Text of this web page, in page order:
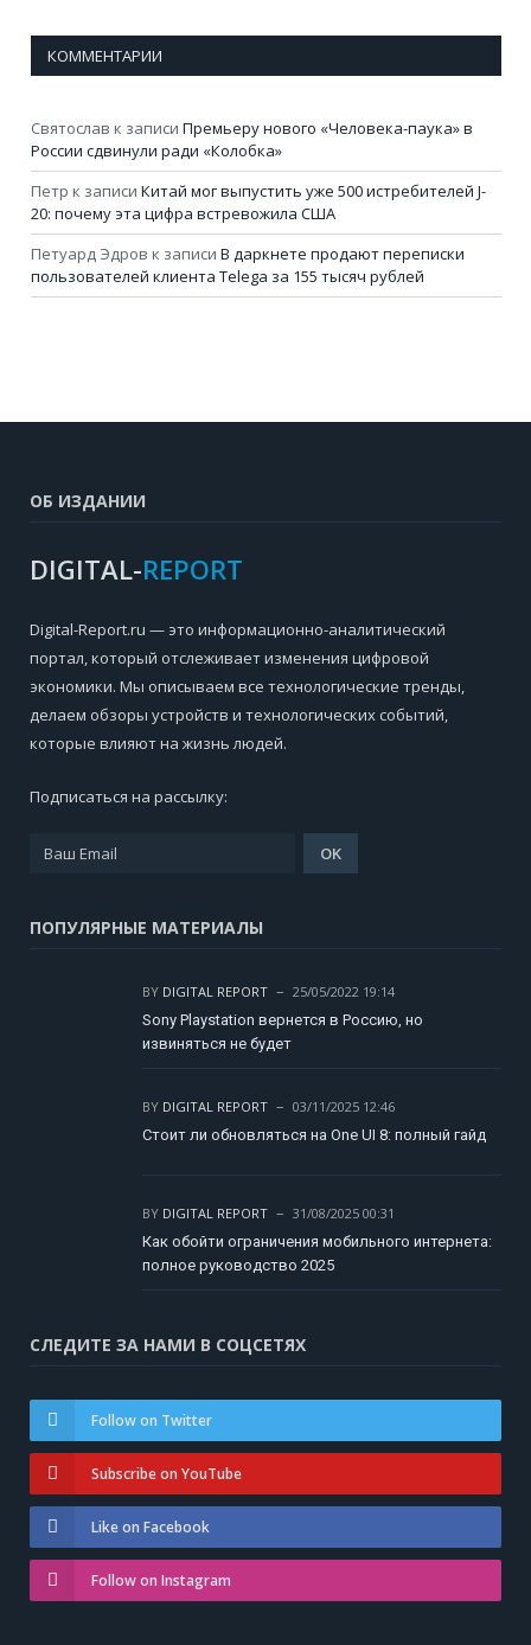
КОММЕНТАРИИ
Святослав к записи Премьеру нового «Человека-паука» в
России сдвинули ради «Колобка»
Петр к записи Китай мог выпустить уже 500 истребителей J-
20: почему эта цифра встревожила США
Петуард Эдров к записи В даркнете продают переписки
пользователей клиента Telega за 155 тысяч рублей
ОБ ИЗДАНИИ
DIGITAL-REPORT
Digital-Report.ru — это информационно-аналитический
портал, который отслеживает изменения цифровой
экономики. Мы описываем все технологические тренды,
делаем обзоры устройств и технологических событий,
которые влияют на жизнь людей.
Подписаться на рассылку:
ПОПУЛЯРНЫЕ МАТЕРИАЛЫ
BY DIGITAL REPORT
25/05/2022 19:14
Sony Playstation вернется в Россию, но
извиняться не будет
BY DIGITAL REPORT
03/11/2025 12:46
Стоит ли обновляться на One UI 8: полный гайд
BY DIGITAL REPORT
31/08/2025 00:31
Как обойти ограничения мобильного интернета:
полное руководство 2025
СЛЕДИТЕ ЗА НАМИ В СОЦСЕТЯХ
Follow on Twitter
Subscribe on YouTube
Like on Facebook
Follow on Instagram